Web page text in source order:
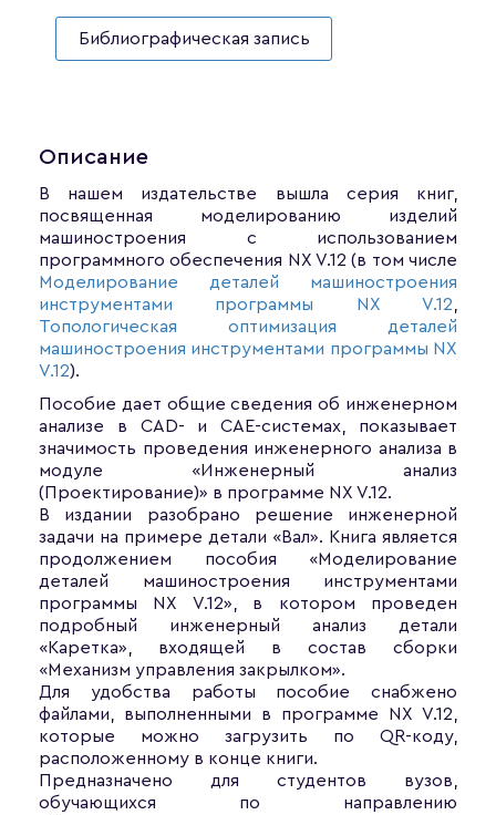
Библиографическая запись
Описание
В нашем издательстве вышла серия книг,
посвященная моделированию изделий
машиностроения с использованием
программного обеспечения NX V.12 (в том числе
Моделирование деталей машиностроения
инструментами программы NX V.12
Топологическая оптимизация деталей
машиностроения инструментами программы NX
V.12).
Пособие дает общие сведения об инженерном
анализе в CAD- и CAE-системах, показывает
значимость проведения инженерного анализа в
модуле «Инженерный анализ
(Проектирование)» в программе NX V.12.
В издании разобрано решение инженерной
задачи на примере детали «Вал». Книга является
продолжением пособия «Моделирование
деталей машиностроения инструментами
программы NX V.12», в котором проведен
подробный инженерный анализ детали
«Каретка», входящей в состав сборки
«Механизм управления закрылком».
Для удобства работы пособие снабжено
файлами, выполненными в программе NX V.12,
которые можно загрузить по QR-коду,
расположенному в конце книги.
Предназначено для студентов вузов,
обучающихся по направлению